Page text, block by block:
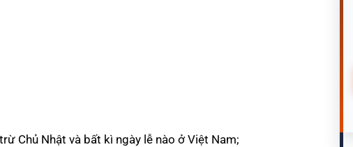
Chủ Nhật và bất kì ngày lễ nào ở Việt Nam;